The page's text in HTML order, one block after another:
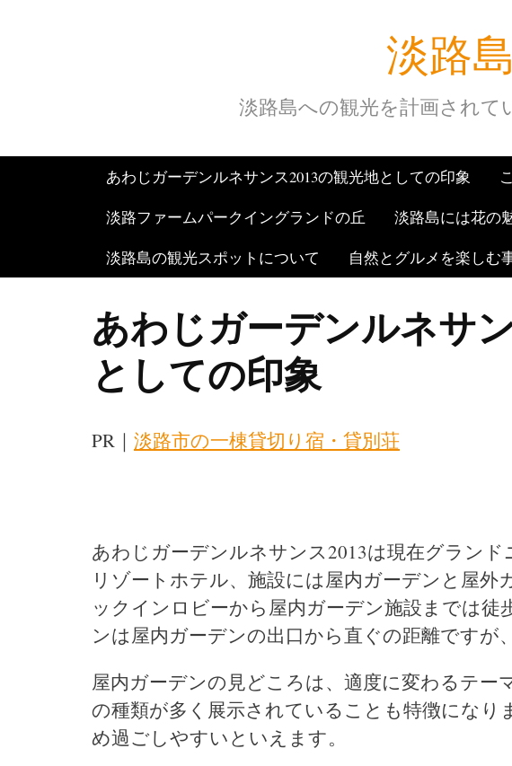
淡路
淡路島への観光を計画されて
あわじガーデンルネサンス2013の観光地としての印象
淡路ファームパークイングランドの丘
淡路島には花の
淡路島の観光スポットについて
自然とグルメを楽しむ
あわじガーデンルネサ
としての印象
PR｜ 淡路市の一棟貸切り宿・貸別荘
あわじガーデンルネサンス2013は現在グラン
リゾートホテル、施設には屋内ガーデンと屋
ックインロビーから屋内ガーデン施設までは徒
ンは屋内ガーデンの出口から直ぐの距離ですが
屋内ガーデンの見どころは、適度に変わるテー
の種類が多く展示されていることも特徴になり
め過ごしやすいといえます。